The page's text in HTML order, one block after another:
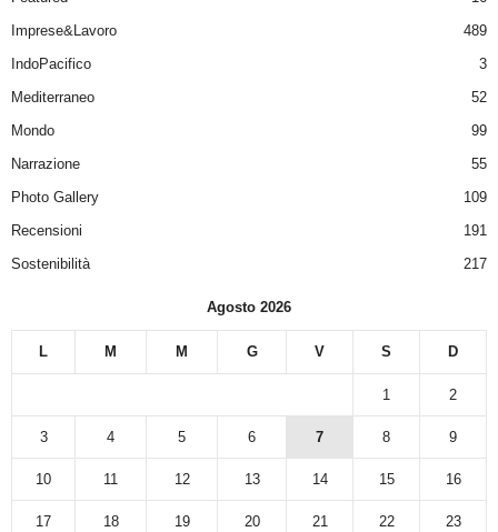
Imprese&Lavoro
489
IndoPacifico
3
Mediterraneo
52
Mondo
99
Narrazione
55
Photo Gallery
109
Recensioni
191
Sostenibilità
217
Agosto 2026
L M M G V S D
1 2
3 4 5 6 7 8 9
10 11 12 13 14 15 16
17 18 19 20 21 22 23